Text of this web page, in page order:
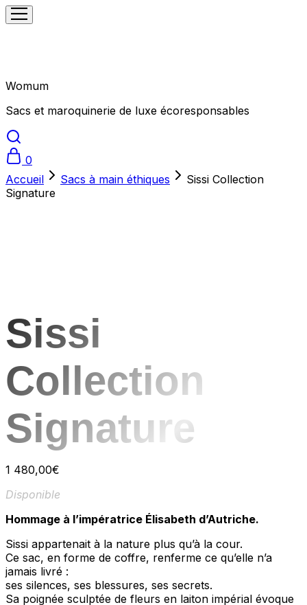
Womum
Sacs et maroquinerie de luxe écoresponsables
0
Accueil
Sacs à main éthiques
Sissi Collection
Signature
Sissi
Collection
Signature
1 480,00€
Disponible
Hommage à l’impératrice Élisabeth d’Autriche.
Sissi appartenait à la nature plus qu’à la cour.
Ce sac, en forme de coffre, renferme ce qu’elle n’a
jamais livré :
ses silences, ses blessures, ses secrets.
Sa poignée sculptée de fleurs en laiton impérial évoque